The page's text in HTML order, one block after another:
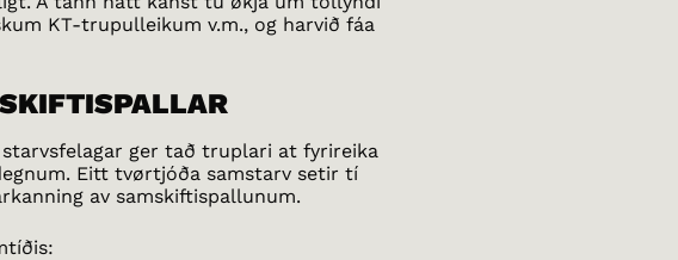
KT-trupulleikum v.m., og harvið fáa
ger tað truplari at fyrireika
Eitt tvørtjóða samstarv setir tí
av samskiftispallunum.